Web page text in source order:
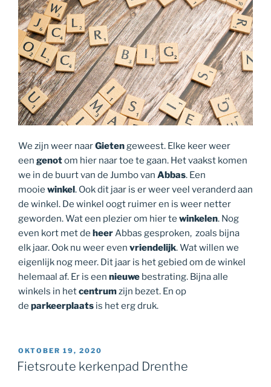
We zijn weer naarGietengeweest. Elke keer weer
een genotom hier naar toe te gaan. Het vaakst komen
we in de buurt van de Jumbo van Abbas. Een
mooie winkel . Ook dit jaar is er weer veel veranderd aan
de winkel. De winkel oogt ruimer en is weer netter
geworden. Wat een plezier om hier te winkelen. Nog
even kort met de heerAbbas gesproken, zoals bijna
elk jaar. Ook nu weer even vriendelijk. Wat willen we
eigenlijk nog meer. Dit jaar is het gebied om de winkel
helemaal af. Er is een nieuwe bestrating. Bijna alle
winkels in hetcentrumzijn bezet. En op
de parkeerplaats is het erg druk.
GEPLAATST
OP
OKTOBER 19, 2020
Fietsroute kerkenpad Drenthe